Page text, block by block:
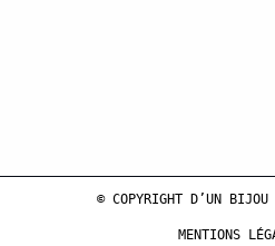
© COPYRIGHT D’UN
MENTIONS